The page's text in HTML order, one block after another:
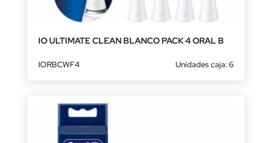
IO ULTIMATE CLEAN BLANCO PACK 4 ORAL B
IORBCWF4 Unidades caja: 6